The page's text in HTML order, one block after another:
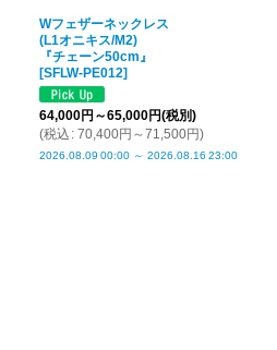
Wフェザーネックレス
(L1オニキス/M2)
『チェーン50cm』
[SFLW-PE012]
64,000円 ～65,000円(税別)
(税込 : 70,400円 ～71,500円)
2026.08.09 00:00 ～ 2026.08.16 23:00